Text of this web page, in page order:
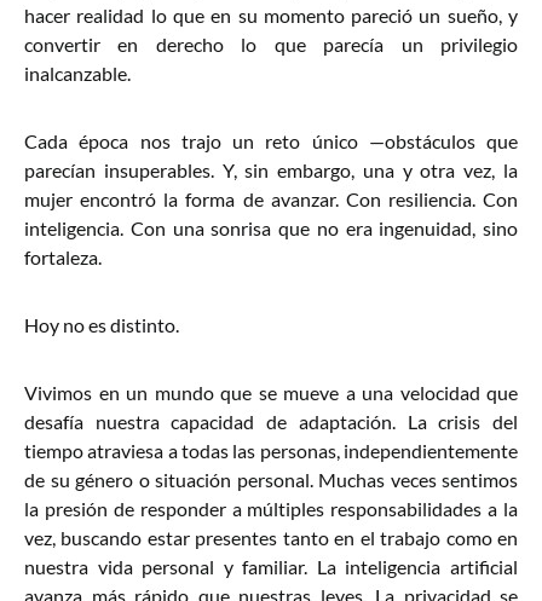
hacer realidad lo que en su momento pareció un sueño, y
convertir en derecho lo que parecía un privilegio
inalcanzable.
Cada época nos trajo un reto único —obstáculos que
parecían insuperables. Y, sin embargo, una y otra vez, la
mujer encontró la forma de avanzar. Con resiliencia. Con
inteligencia. Con una sonrisa que no era ingenuidad, sino
fortaleza.
Hoy no es distinto.
Vivimos en un mundo que se mueve a una velocidad que
desafía nuestra capacidad de adaptación. La crisis del
tiempo atraviesa a todas las personas, independientemente
de su género o situación personal. Muchas veces sentimos
la presión de responder a múltiples responsabilidades a la
vez, buscando estar presentes tanto en el trabajo como en
nuestra vida personal y familiar. La inteligencia artificial
avanza más rápido que nuestras leyes. La privacidad se